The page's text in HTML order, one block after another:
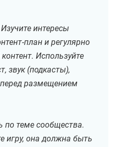
интересы
план и регулярно
Используйте
звук (подкасты),
размещением
теме сообщества.
игру, она должна быть